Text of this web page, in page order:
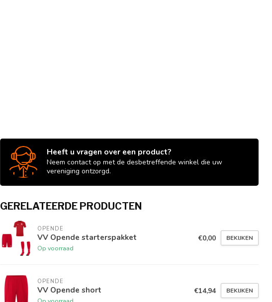
Heeft u vragen over een product?
Neem contact op met de desbetreffende winkel die uw
vereniging ontzorgd.
GERELATEERDE PRODUCTEN
OPENDE
VV Opende starterspakket
Op voorraad
€0,00 BEKIJKEN
OPENDE
VV Opende short €14,94 BEKIJKEN